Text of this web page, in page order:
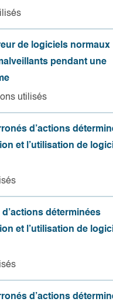
de logiciels normaux
pendant une
utilisés
d’actions
et l’utilisation de
déterminées
et l’utilisation de
d’actions